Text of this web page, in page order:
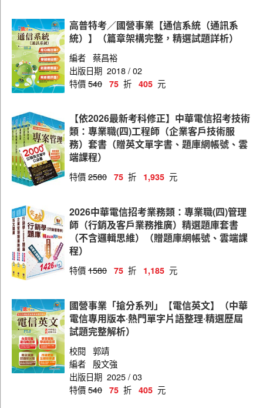
高普特考／國營事業【通信系統（通訊系
統）】（篇章架構完整，精選試題詳析）
編者 蔡昌裕
出版日期 2018 / 02
特價540 75 折 405 元
【依2026最新考科修正】中華電信招考技術
類：專業職(四)工程師（企業客戶技術服
務）套書（贈英文單字書、題庫網帳號、雲
端課程）
特價2580 75 折 1,935 元
2026中華電信招考業務類：專業職(四)管理
師（行銷及客戶業務推廣）精選題庫套書
（不含邏輯思維）（贈題庫網帳號、雲端課
程）
特價1580 75 折 1,185 元
國營事業「搶分系列」【電信英文】（中華
電信專用版本‧熱門單字片語整理‧精選歷屆
試題完整解析）
校閱 郭靖
編者
殷文強
出版日期 2025 / 03
特價540 75 折 405 元